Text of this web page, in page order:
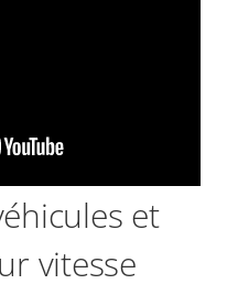
et
vitesse